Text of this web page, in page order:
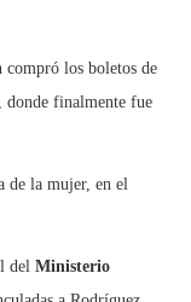
compró los boletos de
, donde finalmente fue
de la mujer, en el
del Ministerio